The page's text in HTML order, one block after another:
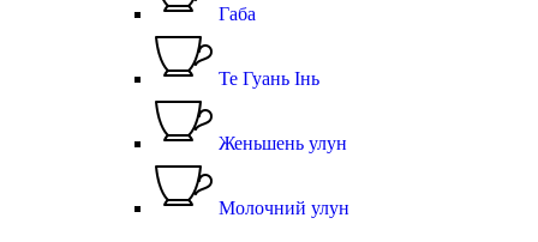
Габа
Те Гуань Інь
Женьшень улун
Молочний улун